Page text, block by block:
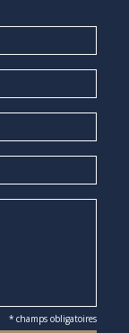
* champs obligatoires